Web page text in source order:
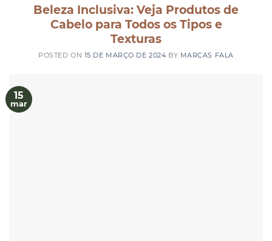
Beleza Inclusiva: Veja Produtos de
Cabelo para Todos os Tipos e
Texturas
POSTED ON 15 DE MARÇO DE 2024 BY MARCAS FALA
15
mar